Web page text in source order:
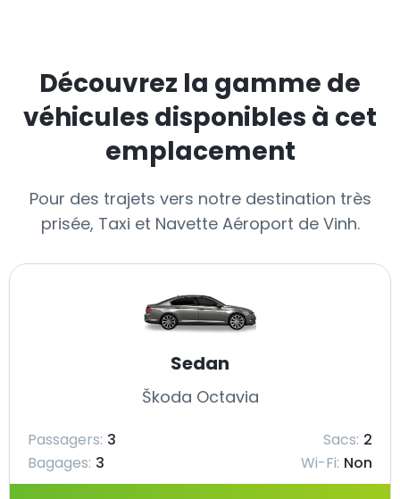
Découvrez la gamme de
véhicules disponibles à cet
emplacement
Pour des trajets vers notre destination très
prisée, Taxi et Navette Aéroport de Vinh.
Sedan
Škoda Octavia
Passagers: 3 Sacs: 2
Bagages: 3 Wi-Fi: Non